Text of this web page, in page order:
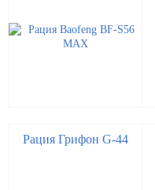
Рация Грифон G-44